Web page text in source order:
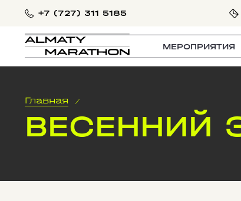
+7 (727) 311 5185
МЕРОПРИЯТИЯ
Главная /
ВЕСЕННИЙ